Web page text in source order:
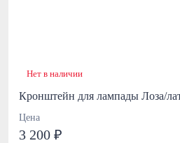
Нет в наличии
Кронштейн для лампады Лоза/
Цена
3 200 ₽